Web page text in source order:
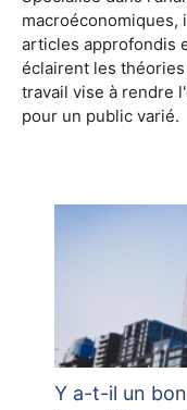
articles approfondis
éclairent les
travail vise à rendre
pour un public varié.
Y a-t-il un